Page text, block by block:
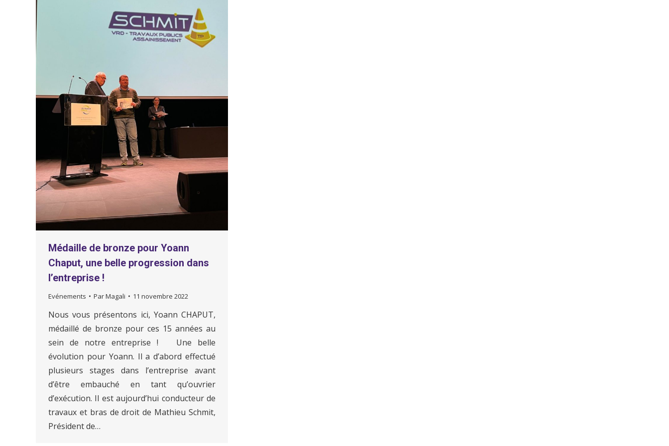
Médaille de bronze pour Yoann
Chaput, une belle progression dans
l’entreprise !
Evénements ParMagali 11 novembre 2022
Nous vous présentons ici, Yoann CHAPUT,
médaillé de bronze pour ces 15 années au
sein de notre entreprise ! Une belle
évolution pour Yoann. Il a d’abord effectué
plusieurs stages dans l’entreprise avant
d’être embauché en tant qu’ouvrier
d’exécution. Il est aujourd’hui conducteur de
travaux et bras de droit de Mathieu Schmit,
Président de…